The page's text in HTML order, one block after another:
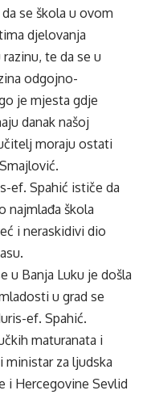
se škola u ovom
djelovanja
te da se u
odgojno-
je mjesta gdje
danak našoj
moraju ostati
ef. Spahić ističe da
najmlađa škola
i neraskidivi dio
u Banja Luku je došla
u grad se
ef. Spahić.
maturanata i
ministar za ljudska
i Hercegovine Sevlid